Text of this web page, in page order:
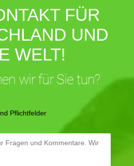
FÜR
UND
WELT!
wir für Sie tun?
Pflichtfelder